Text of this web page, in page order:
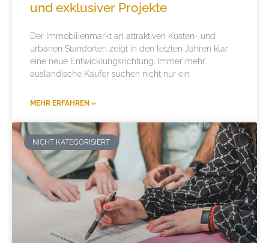
und exklusiver Projekte
Der Immobilienmarkt an attraktiven Küsten- und
urbanen Standorten zeigt in den letzten Jahren klar
eine neue Entwicklungsrichtung. Immer mehr
ausländische Käufer suchen nicht nur ein
MEHR ERFAHREN »
NICHT KATEGORISIERT